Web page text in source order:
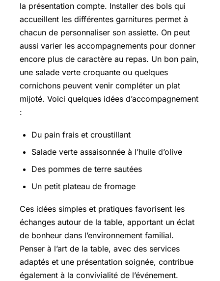
la présentation compte. Installer des bols qui
accueillent les différentes garnitures permet à
chacun de personnaliser son assiette. On peut
aussi varier les accompagnements pour donner
encore plus de caractère au repas. Un bon pain,
une salade verte croquante ou quelques
cornichons peuvent venir compléter un plat
mijoté. Voici quelques idées d’accompagnement
:
Du pain frais et croustillant
Salade verte assaisonnée à l’huile d’olive
Des pommes de terre sautées
Un petit plateau de fromage
Ces idées simples et pratiques favorisent les
échanges autour de la table, apportant un éclat
de bonheur dans l’environnement familial.
Penser à l’art de la table, avec des services
adaptés et une présentation soignée, contribue
également à la convivialité de l’événement.